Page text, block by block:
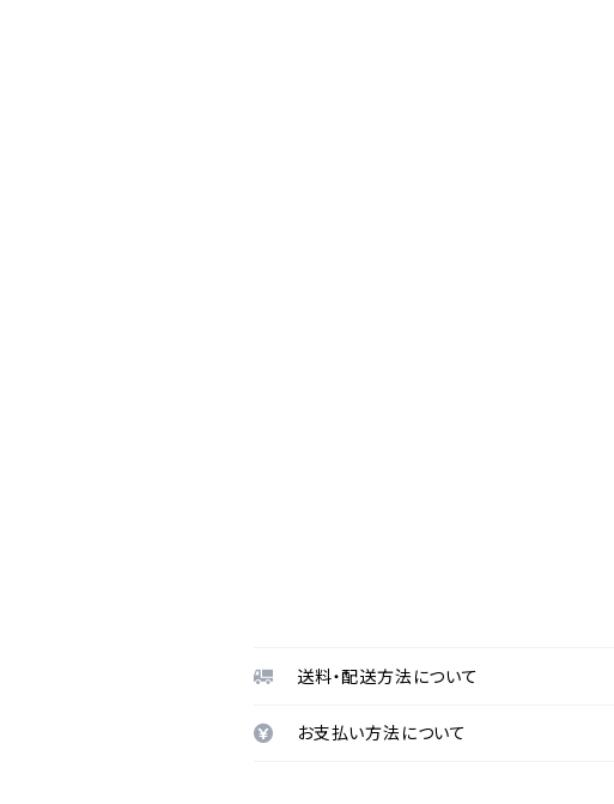
送料・配送方法について
お支払い方法について